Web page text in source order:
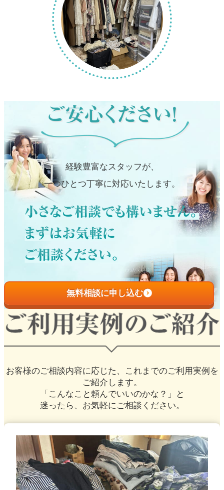
経験豊富なスタッフが、
一つひとつ丁寧に対応いたします。
無料相談に申し込む
お客様のご相談内容に応じた、
これまでのご利用実例を
ご紹介します。
「こんなこと頼んでいいのかな？」と
迷ったら、お気軽にご相談ください。